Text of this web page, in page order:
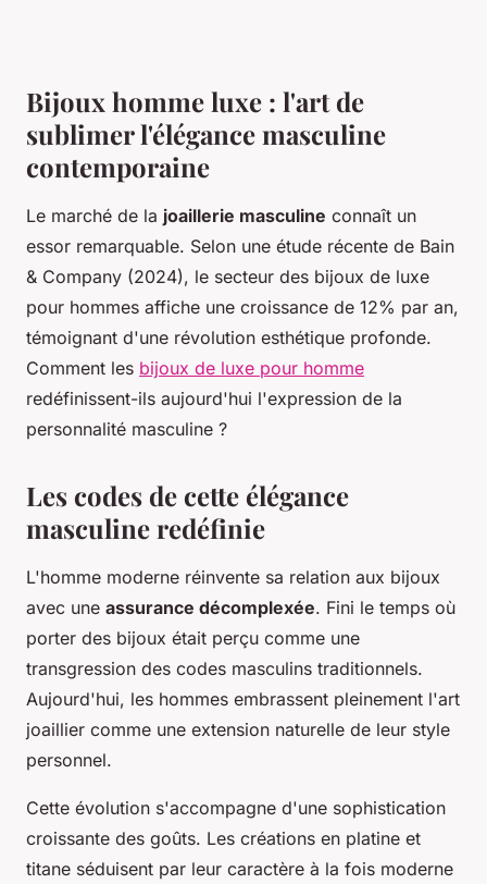
Bijoux homme luxe : l'art de
sublimer l'élégance masculine
contemporaine
Le marché de la joaillerie masculine connaît un
essor remarquable. Selon une étude récente de Bain
& Company (2024), le secteur des bijoux de luxe
pour hommes affiche une croissance de 12% par an,
témoignant d'une révolution esthétique profonde.
Comment les bijoux de luxe pour homme
redéfinissent-ils aujourd'hui l'expression de la
personnalité masculine ?
Les codes de cette élégance
masculine redéfinie
L'homme moderne réinvente sa relation aux bijoux
avec une assurance décomplexée. Fini le temps où
porter des bijoux était perçu comme une
transgression des codes masculins traditionnels.
Aujourd'hui, les hommes embrassent pleinement l'art
joaillier comme une extension naturelle de leur style
personnel.
Cette évolution s'accompagne d'une sophistication
croissante des goûts. Les créations en platine et
titane séduisent par leur caractère à la fois moderne